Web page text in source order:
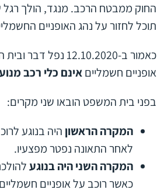
החוק ממבטח הרכב. מנגד, הולך רגל
תוכל לחזור על נהג האופניים
כאמור ב-
אופניים חשמלייםאינם כלי רכב
בפני בית המשפט הובאו שני מקרים:
המקרה הראשון היה בנוגע
לאחר התאונה נפטר מפצעיו.
המקרה השני היה בנוגע
כאשר רוכב על אופניים